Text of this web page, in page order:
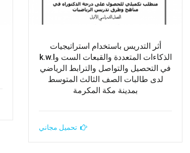
أثر التدريس باستخدام استراتيجيات
الذكاءات المتعددة والقبعات الست وk.w.l
في التحصيل والتواصل والترابط الرياضي
لدى طالبات الصف الثالث المتوسط
بمدينة مكة المكرمة
تحميل مجاني